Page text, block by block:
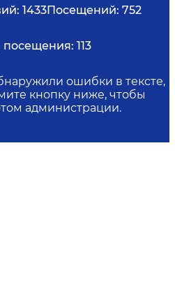
1433Посещений: 752
посещения: 113
ошибки в тексте,
кнопку ниже, чтобы
администрации.